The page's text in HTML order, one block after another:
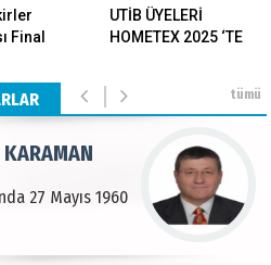
Final
UTİB ÜYELERİ
HOMETEX 2025 ‘TE
tümü
27 Mayıs 1960